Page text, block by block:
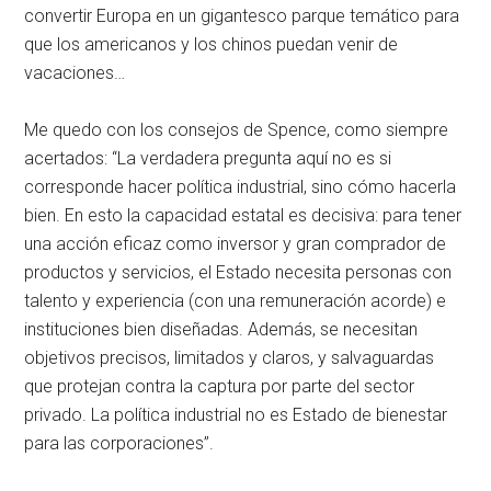
convertir Europa en un gigantesco parque temático para
que los americanos y los chinos puedan venir de
vacaciones…
Me quedo con los consejos de Spence, como siempre
acertados: “La verdadera pregunta aquí no es si
corresponde hacer política industrial, sino cómo hacerla
bien. En esto la capacidad estatal es decisiva: para tener
una acción eficaz como inversor y gran comprador de
productos y servicios, el Estado necesita personas con
talento y experiencia (con una remuneración acorde) e
instituciones bien diseñadas. Además, se necesitan
objetivos precisos, limitados y claros, y salvaguardas
que protejan contra la captura por parte del sector
privado. La política industrial no es Estado de bienestar
para las corporaciones”.